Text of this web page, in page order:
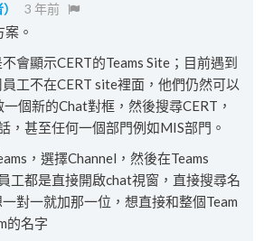
3 年前
。
會顯示CERT的Teams Site；目前遇到
工不在CERT site裡面，他們仍然可以
個新的Chat對框，然後搜尋CERT，
，甚至任何一個部門例如MIS部門。
，選擇Channel，然後在Teams
工都是直接開啟chat視窗，直接搜尋名
對一就加那一位，想直接和整個Team
的名字